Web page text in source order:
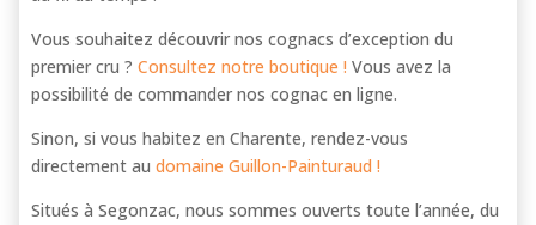
Vous souhaitez découvrir nos cognacs d’exception du
premier cru ?Consultez notre boutique !Vous avez la
possibilité de commander nos cognac en ligne.
Sinon, si vous habitez en Charente, rendez-vous
directement audomaine Guillon-Painturaud !
Situés à Segonzac, nous sommes ouverts toute l’année, du